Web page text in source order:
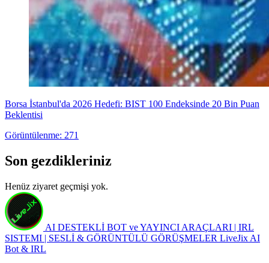
Borsa İstanbul'da 2026 Hedefi: BIST 100 Endeksinde 20 Bin Puan
Beklentisi
Görüntülenme: 271
Son gezdikleriniz
Henüz ziyaret geçmişi yok.
AI DESTEKLİ BOT ve YAYINCI ARAÇLARI | IRL
SISTEMI | SESLİ & GÖRÜNTÜLÜ GÖRÜŞMELER LiveJix AI
Bot & IRL